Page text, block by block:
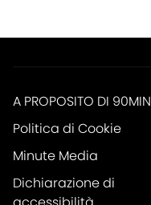
A PROPOSITO DI 90MIN
Politica di Cookie
Minute Media
Dichiarazione di